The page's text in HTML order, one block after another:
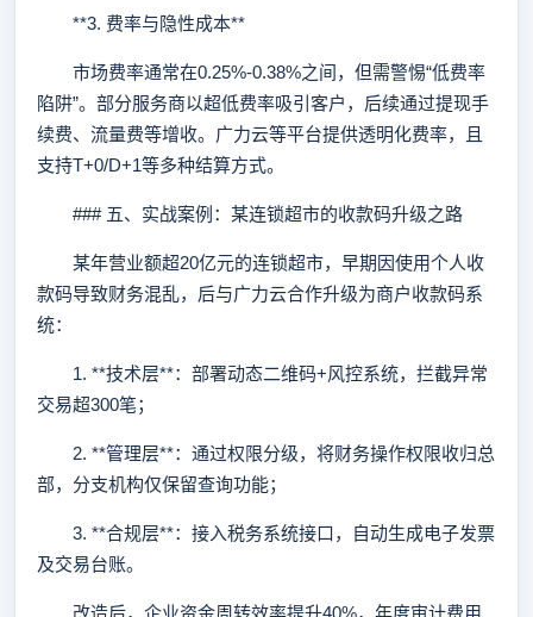
**3. 费率与隐性成本**
市场费率通常在0.25%-0.38%之间，但需警惕“低费率
陷阱”。部分服务商以超低费率吸引客户，后续通过提现手
续费、流量费等增收。广力云等平台提供透明化费率，且
支持T+0/D+1等多种结算方式。
### 五、实战案例：某连锁超市的收款码升级之路
某年营业额超20亿元的连锁超市，早期因使用个人收
款码导致财务混乱，后与广力云合作升级为商户收款码系
统：
1. **技术层**：部署动态二维码+风控系统，拦截异常
交易超300笔；
2. **管理层**：通过权限分级，将财务操作权限收归总
部，分支机构仅保留查询功能；
3. **合规层**：接入税务系统接口，自动生成电子发票
及交易台账。
改造后，企业资金周转效率提升40%，年度审计费用